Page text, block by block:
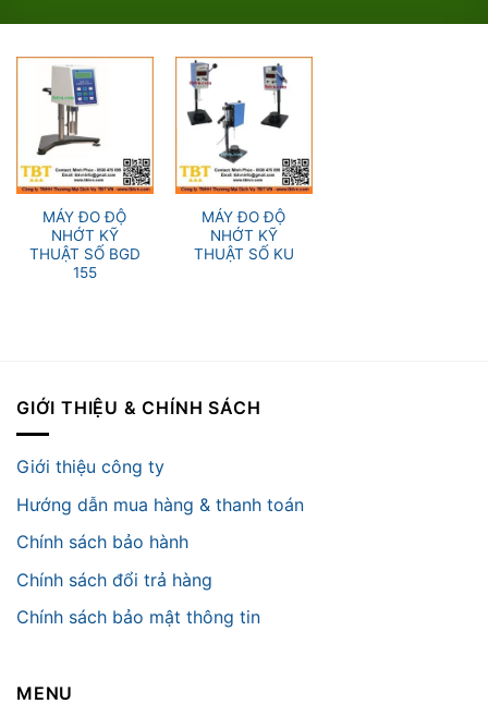
MÁY ĐO ĐỘ
NHỚT KỸ
THUẬT SỐ BGD
155
MÁY ĐO ĐỘ
NHỚT KỸ
THUẬT SỐ KU
GIỚI THIỆU & CHÍNH SÁCH
Giới thiệu công ty
Hướng dẫn mua hàng & thanh toán
Chính sách bảo hành
Chính sách đổi trả hàng
Chính sách bảo mật thông tin
MENU